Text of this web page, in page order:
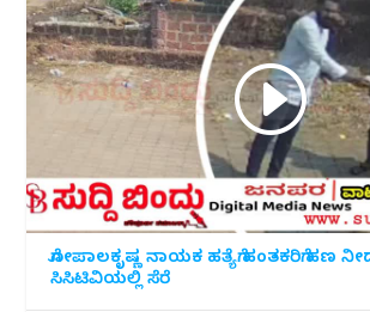
ಗೋಪಾಲಕೃಷ್ಣ ನಾಯಕ ಹತ್ಯೆಗೆ ಹಂತಕರಿಗೆ ಹಣ
ಸಿಸಿಟಿವಿಯಲ್ಲಿ ಸೆರೆ